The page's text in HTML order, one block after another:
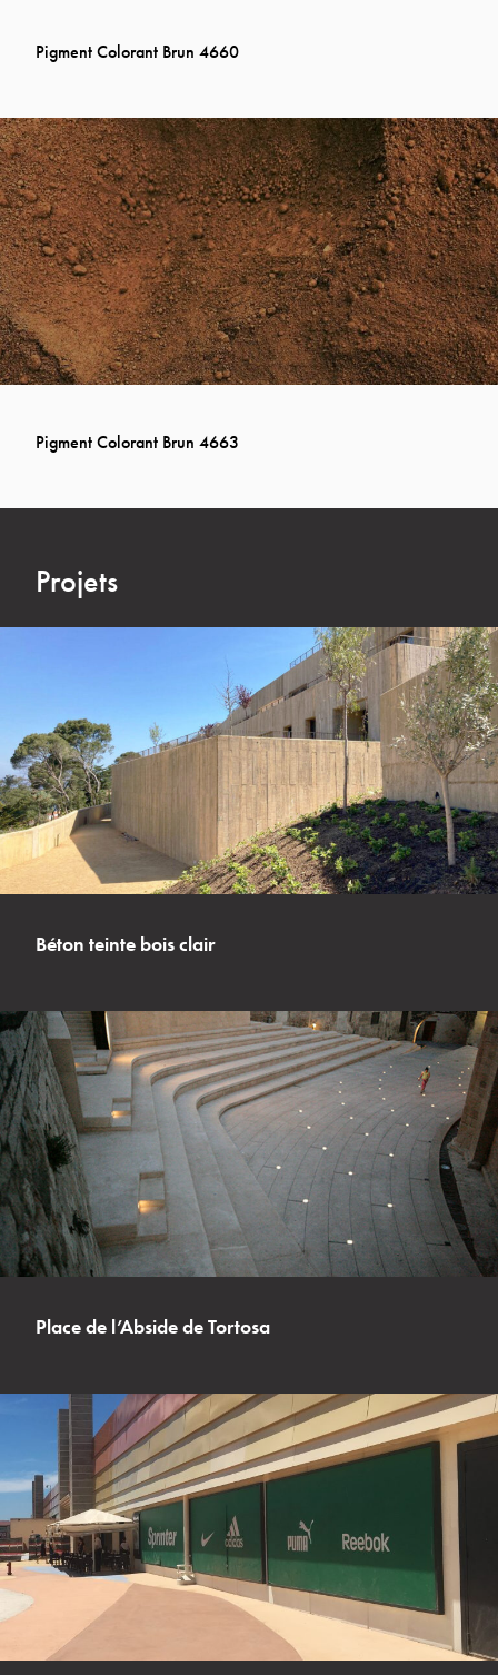
Pigment Colorant Brun 4660
Pigment Colorant Brun 4663
Projets
Béton teinte bois clair
Place de l’Abside de Tortosa